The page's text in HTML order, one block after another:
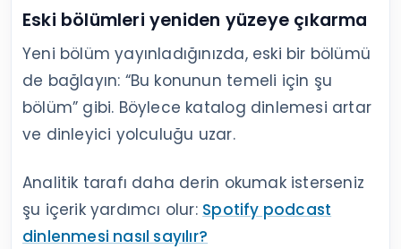
Eski bölümleri yeniden yüzeye çıkarma
Yeni bölüm yayınladığınızda, eski bir bölümü
de bağlayın: “Bu konunun temeli için şu
bölüm” gibi. Böylece katalog dinlemesi artar
ve dinleyici yolculuğu uzar.
Analitik tarafı daha derin okumak isterseniz
şu içerik yardımcı olur: Spotify podcast
dinlenmesi nasıl sayılır?